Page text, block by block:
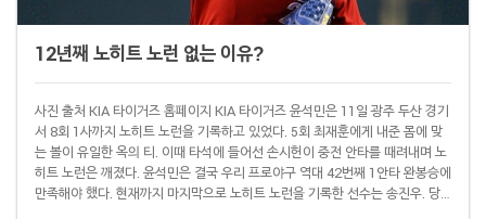
12년째 노히트 노런 없는 이유?
사진 출처 KIA 타이거즈 홈페이지 KIA 타이거즈 윤석민은 11일 광주 두산 경기
서 8회 1사까지 노히트 노런을 기록하고 있었다. 5회 최재훈에게 내준 몸에 맞
는 볼이 유일한 옥의 티. 이때 타석에 들어선 손시헌이 중전 안타를 때려내며 노
히트 노런은 깨졌다. 윤석민은 결국 우리 프로야구 역대 42번째 1안타 완봉승에
만족해야 했다. 현재까지 마지막으로 노히트 노런을 기록한 선수는 송진우. 당